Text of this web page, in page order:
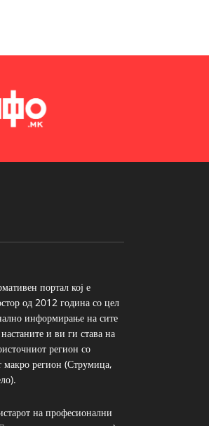
портал кој е
од 2012 година со цел
информирање на сите
и ви ги става на
регион со
макро регион (Струмица,
на професионални